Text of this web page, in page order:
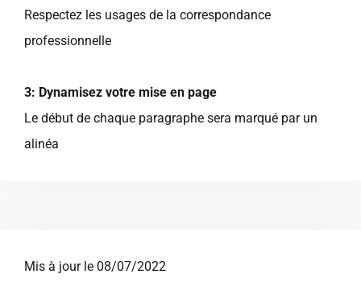
Mis à jour le 08/07/2022
Respectez les usages de la correspondance
professionnelle
3: Dynamisez votre mise en page
Le début de chaque paragraphe sera marqué par un
alinéa